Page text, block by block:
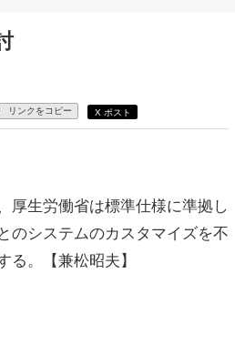
リンクをコピー X ポスト
厚生労働省は標準仕様に準拠し
のシステムのカスタマイズを不
。【兼松昭夫】